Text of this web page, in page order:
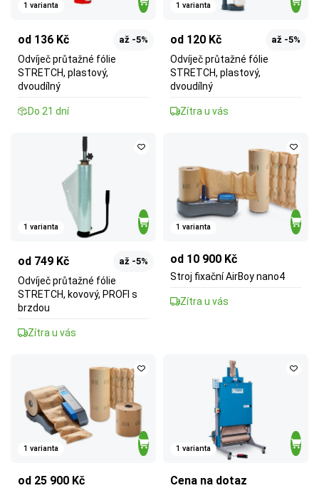
1 varianta
od 136 Kč až -5%
Odvíječ průtažné fólie
STRETCH, plastový,
dvoudílný
Do 21 dní
1 varianta
od 120 Kč až -5%
Odvíječ průtažné fólie
STRETCH, plastový,
dvoudílný
Zítra u vás
1 varianta
od 749 Kč až -5%
Odvíječ průtažné fólie
STRETCH, kovový, PROFI s
brzdou
Zítra u vás
1 varianta
od 10 900 Kč
Stroj fixační AirBoy nano4
Zítra u vás
1 varianta
od 25 900 Kč
1 varianta
Cena na dotaz